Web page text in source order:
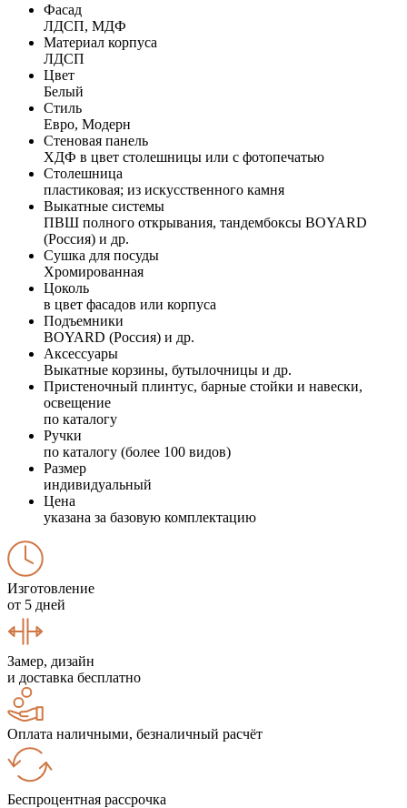
Фасад
ЛДСП, МДФ
Материал корпуса
ЛДСП
Цвет
Белый
Стиль
Евро, Модерн
Стеновая панель
ХДФ в цвет столешницы или с фотопечатью
Столешница
пластиковая; из искусственного камня
Выкатные системы
ПВШ полного открывания, тандембоксы BOYARD
(Россия) и др.
Сушка для посуды
Хромированная
Цоколь
в цвет фасадов или корпуса
Подъемники
BOYARD (Россия) и др.
Аксессуары
Выкатные корзины, бутылочницы и др.
Пристеночный плинтус, барные стойки и навески,
освещение
по каталогу
Ручки
по каталогу (более 100 видов)
Размер
индивидуальный
Цена
указана за базовую комплектацию
Изготовление
от 5 дней
Замер, дизайн
и доставка бесплатно
Оплата наличными, безналичный расчёт
Беспроцентная рассрочка